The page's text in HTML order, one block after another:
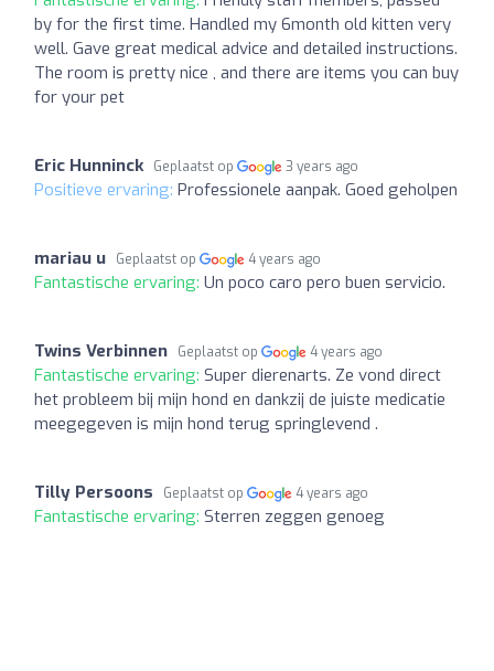
by for the first time. Handled my 6month old kitten very
well. Gave great medical advice and detailed instructions.
The room is pretty nice , and there are items you can buy
for your pet
Eric Hunninck Geplaatst op 3 years ago
Positieve ervaring: Professionele aanpak. Goed geholpen
mariau u Geplaatst op 4 years ago
Fantastische ervaring: Un poco caro pero buen servicio.
Twins Verbinnen Geplaatst op 4 years ago
Fantastische ervaring: Super dierenarts. Ze vond direct
het probleem bij mijn hond en dankzij de juiste medicatie
meegegeven is mijn hond terug springlevend .
Tilly Persoons Geplaatst op 4 years ago
Fantastische ervaring: Sterren zeggen genoeg